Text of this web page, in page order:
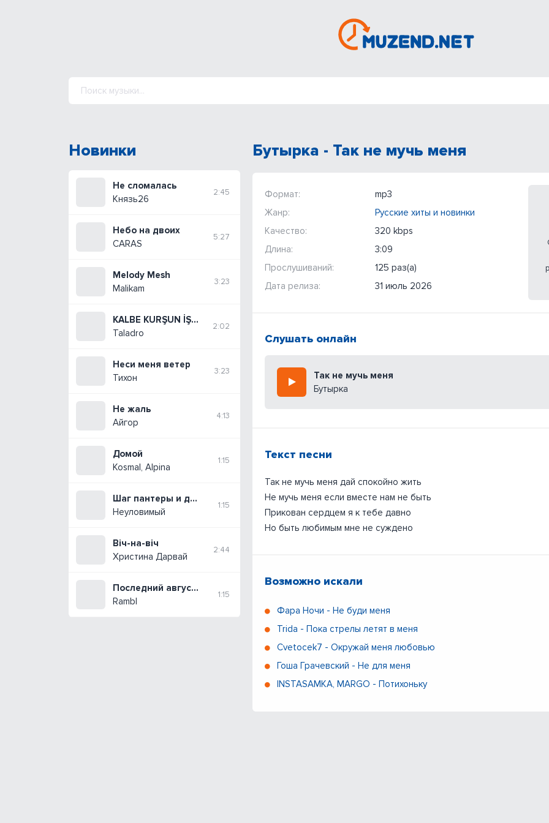
Новинки
Не сломалась
Князь26
2:45
Небо на двоих
CARAS
5:27
Melody Mesh
Malikam
3:23
KALBE KURŞUN İŞLEMEZ
Taladro
2:02
Неси меня ветер
Тихон
3:23
Не жаль
Айгор
4:13
Домой
Kosmal, Alpina
1:15
Шаг пантеры и дерзкий взгляд
Неуловимый
1:15
Віч-на-віч
Христина Дарвай
2:44
Последний август снова пахнет морем
Rambl
1:15
Бутырка - Так не мучь меня
Формат:
mp3
Жанр:
Русские хиты и новинки
Качество:
320 kbps
Длина:
3:09
Прослушиваний:
125 раз(а)
Дата релиза:
31 июль 2026
Слушать онлайн
Так не мучь меня
Бутырка
Текст песни
Так не мучь меня дай спокойно жить
Не мучь меня если вместе нам не быть
Прикован сердцем я к тебе давно
Но быть любимым мне не суждено
Возможно искали
Фара Ночи - Не буди меня
Trida - Пока стрелы летят в меня
Cvetocek7 - Окружай меня любовью
Гоша Грачевский - Не для меня
INSTASAMKA, MARGO - Потихоньку